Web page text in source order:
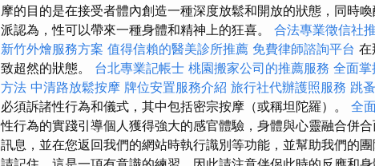
摩的目的是在接受者體內創造一種深度放鬆和開放的狀態，同時
派認為，性可以帶來一種身體和精神上的狂喜。 合法專業徵信社
新竹外燴服務方案 值得信賴的醫美診所推薦 免費律師諮詢平台 在
致超然的狀態。 台北專業記帳士 桃園搬家公司的推薦服務 全面掌
方法 中清路放鬆按摩 牌位安置服務介紹 旅行社代辦護照服務 跳
必須訴諸性行為和儀式，其中包括密宗按摩（或稱坦陀羅）。 全
性行為的實踐引導個人獲得強大的感官體驗，身體與心靈融合併
訊息，並在您返回我們的網站時執行識別等功能，並幫助我們的團